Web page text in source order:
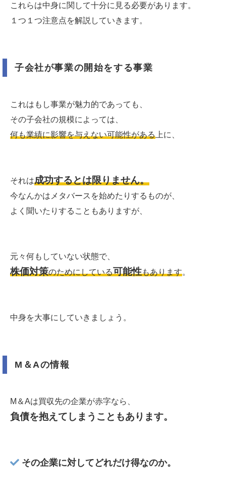
これらは中身に関して十分に見る必要があります。
１つ１つ注意点を解説していきます。
子会社が事業の開始をする事業
これはもし事業が魅力的であっても、
その子会社の規模によっては、
何も業績に影響を与えない可能性がある 上に、
それは成功するとは限りません。
今なんかはメタバースを始めたりするものが、
よく聞いたりすることもありますが、
元々何もしていない状態で、
株価対策のためにしている可能性もあります。
中身を大事にしていきましょう。
M＆Aの情報
M＆Aは買収先の企業が赤字なら、
負債を抱えてしまうこともあります。
その企業に対してどれだけ得なのか。